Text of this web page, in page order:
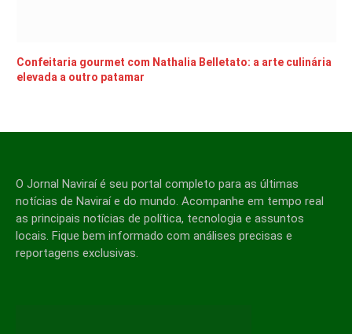
Confeitaria gourmet com Nathalia Belletato: a arte culinária
elevada a outro patamar
O Jornal Naviraí é seu portal completo para as últimas
notícias de Naviraí e do mundo. Acompanhe em tempo real
as principais notícias de política, tecnologia e assuntos
locais. Fique bem informado com análises precisas e
reportagens exclusivas.